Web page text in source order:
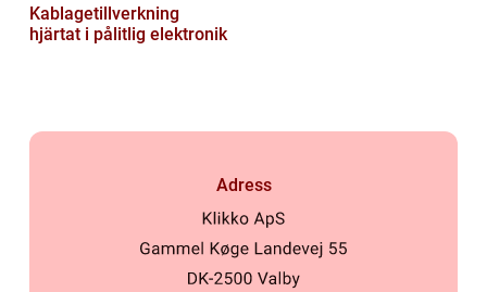
Kablagetillverkning
hjärtat i pålitlig elektronik
Adress